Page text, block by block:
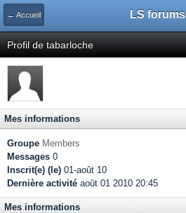
← Accueil LS forums
Profil de tabarloche
Mes informations
Groupe Members
Messages 0
Inscrit(e) (le) 01-août 10
Dernière activité août 01 2010 20:45
Mes informations